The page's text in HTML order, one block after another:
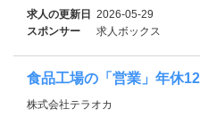
求人の更新日 2026-05-29
スポンサー
求人ボックス
食品工場の「営業」年休
株式会社テラオカ